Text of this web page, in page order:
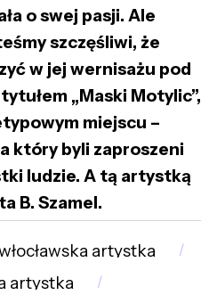
o swej pasji. Ale
szczęśliwi, że
w jej wernisażu pod
„Maski Motylic”,
miejscu –
który byli zaproszeni
ludzie. A tą artystką
B. Szamel.
artystka
artystka